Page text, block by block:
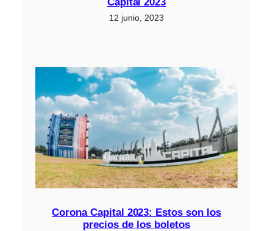
12 junio, 2023
Corona Capital 2023: Estos son los
precios de los boletos